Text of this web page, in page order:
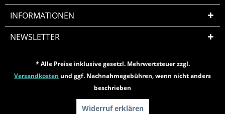
INFORMATIONEN
NEWSLETTER
* Alle Preise inklusive gesetzl. Mehrwertsteuer zzgl.
Versandkosten und ggf. Nachnahmegebühren, wenn nicht anders
beschrieben
Widerruf erklären